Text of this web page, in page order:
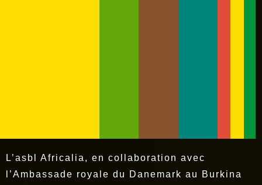
L’asbl Africalia, en collaboration avec
l’Ambassade royale du Danemark au Burkina